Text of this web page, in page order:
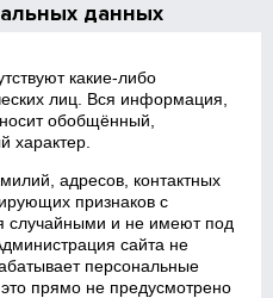
данных
какие‑либо
лиц. Вся информация,
обобщённый,
характер.
адресов, контактных
признаков с
случайными и не имеют под
сайта не
персональные
прямо не предусмотрено